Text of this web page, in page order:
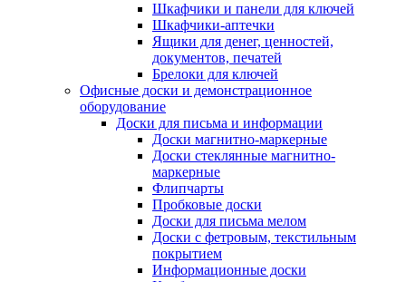
Шкафчики и панели для ключей
Шкафчики-аптечки
Ящики для денег, ценностей,
документов, печатей
Брелоки для ключей
Офисные доски и демонстрационное
оборудование
Доски для письма и информации
Доски магнитно-маркерные
Доски стеклянные магнитно-
маркерные
Флипчарты
Пробковые доски
Доски для письма мелом
Доски с фетровым, текстильным
покрытием
Информационные доски